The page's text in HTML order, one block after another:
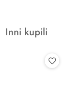
Produkty
Inni kupili